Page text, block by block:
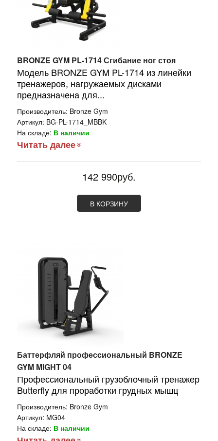
BRONZE GYM PL-1714 Сгибание ног стоя
Модель BRONZE GYM PL-1714 из линейки
тренажеров, нагружаемых дисками
предназначена для...
Производитель: Bronze Gym
Артикул: BG-PL-1714_MBBK
На складе: В наличии
Читать далее
142 990руб.
В КОРЗИНУ
Баттерфляй професcиональный BRONZE
GYM MIGHT 04
Профессиональный грузоблочный тренажер
Butterfly для проработки грудных мышц
Производитель: Bronze Gym
Артикул: MG04
На складе: В наличии